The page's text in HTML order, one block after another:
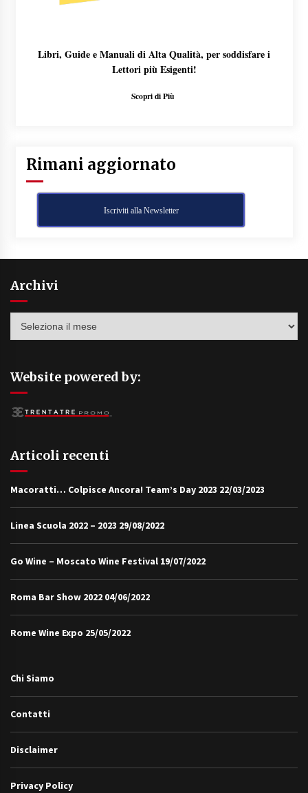
Libri, Guide e Manuali di Alta Qualità, per soddisfare i
Lettori più Esigenti!
Scopri di Più
Rimani aggiornato
Iscriviti alla Newsletter
Archivi
Website powered by:
Articoli recenti
Macoratti… Colpisce Ancora! Team’s Day 2023 22/03/2023
Linea Scuola 2022 – 2023 29/08/2022
Go Wine – Moscato Wine Festival 19/07/2022
Roma Bar Show 2022 04/06/2022
Rome Wine Expo 25/05/2022
Chi Siamo
Contatti
Disclaimer
Privacy Policy